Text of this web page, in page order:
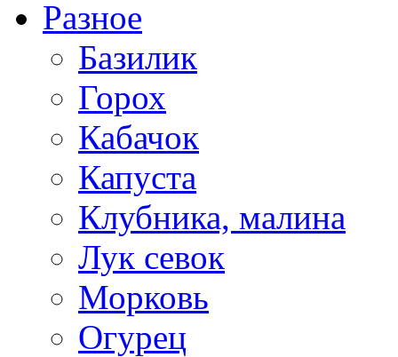
Разное
Базилик
Горох
Кабачок
Капуста
Клубника, малина
Лук севок
Морковь
Огурец